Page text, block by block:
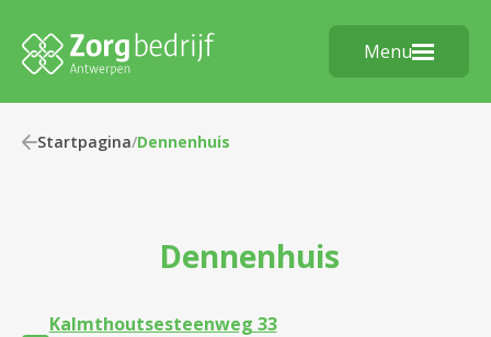
Menu
Startpagina/Dennenhuis
Dennenhuis
Kalmthoutsesteenweg 33